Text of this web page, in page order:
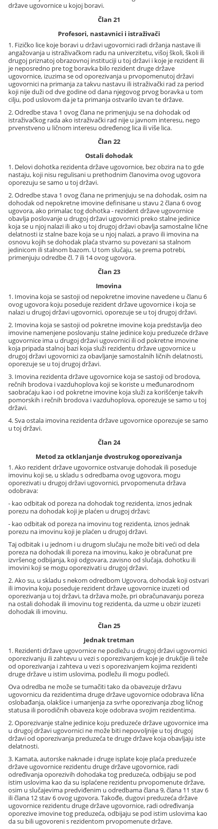
države ugovornice u kojoj boravi.
Član 21
Profesori, nastavnici i istraživači
1. Fizičko lice koje boravi u državi ugovornici radi držanja nastave ili
angažovanja u istraživačkom radu na univerzitetu, višoj školi, školi ili
drugoj priznatoj obrazovnoj instituciji u toj državi i koje je rezident ili
je neposredno pre tog boravka bilo rezident druge države
ugovornice, izuzima se od oporezivanja u prvopomenutoj državi
ugovornici na primanja za takvu nastavu ili istraživački rad za period
koji nije duži od dve godine od dana njegovog prvog boravka u tom
cilju, pod uslovom da je ta primanja ostvarilo izvan te države.
2. Odredbe stava 1 ovog člana ne primenjuju se na dohodak od
istraživačkog rada ako istraživački rad nije u javnom interesu, nego
prvenstveno u ličnom interesu određenog lica ili više lica.
Član 22
Ostali dohodak
1. Delovi dohotka rezidenta države ugovornice, bez obzira na to gde
nastaju, koji nisu regulisani u prethodnim članovima ovog ugovora
oporezuju se samo u toj državi.
2. Odredbe stava 1 ovog člana ne primenjuju se na dohodak, osim na
dohodak od nepokretne imovine definisane u stavu 2 člana 6 ovog
ugovora, ako primalac tog dohotka - rezident države ugovornice
obavlja poslovanje u drugoj državi ugovornici preko stalne jedinice
koja se u njoj nalazi ili ako u toj drugoj državi obavlja samostalne lične
delatnosti iz stalne baze koja se u njoj nalazi, a pravo ili imovina na
osnovu kojih se dohodak plaća stvarno su povezani sa stalnom
jedinicom ili stalnom bazom. U tom slučaju, se prema potrebi,
primenjuju odredbe čl. 7 ili 14 ovog ugovora.
Član 23
Imovina
1. Imovina koja se sastoji od nepokretne imovine navedene u članu 6
ovog ugovora koju poseduje rezident države ugovornice i koja se
nalazi u drugoj državi ugovornici, oporezuje se u toj drugoj državi.
2. Imovina koja se sastoji od pokretne imovine koja predstavlja deo
imovine namenjene poslovanju stalne jedinice koju preduzeće države
ugovornice ima u drugoj državi ugovornici ili od pokretne imovine
koja pripada stalnoj bazi koja služi rezidentu države ugovornice u
drugoj državi ugovornici za obavljanje samostalnih ličnih delatnosti,
oporezuje se u toj drugoj državi.
3. Imovina rezidenta države ugovornice koja se sastoji od brodova,
rečnih brodova i vazduhoplova koji se koriste u međunarodnom
saobraćaju kao i od pokretne imovine koja služi za korišćenje takvih
pomorskih i rečnih brodova i vazduhoplova, oporezuje se samo u toj
državi.
4. Sva ostala imovina rezidenta države ugovornice oporezuje se samo
u toj državi.
Član 24
Metod za otklanjanje dvostrukog oporezivanja
1. Ako rezident države ugovornice ostvaruje dohodak ili poseduje
imovinu koji se, u skladu s odredbama ovog ugovora, mogu
oporezivati u drugoj državi ugovornici, prvopomenuta država
odobrava:
- kao odbitak od poreza na dohodak tog rezidenta, iznos jednak
porezu na dohodak koji je plaćen u drugoj državi;
- kao odbitak od poreza na imovinu tog rezidenta, iznos jednak
porezu na imovinu koji je plaćen u drugoj državi.
Taj odbitak i u jednom i u drugom slučaju ne može biti veći od dela
poreza na dohodak ili poreza na imovinu, kako je obračunat pre
izvršenog odbijanja, koji odgovara, zavisno od slučaja, dohotku ili
imovini koji se mogu oporezivati u drugoj državi.
2. Ako su, u skladu s nekom odredbom Ugovora, dohodak koji ostvari
ili imovina koju poseduje rezident države ugovornice izuzeti od
oporezivanja u toj državi, ta država može, pri obračunavanju poreza
na ostali dohodak ili imovinu tog rezidenta, da uzme u obzir izuzeti
dohodak ili imovinu.
Član 25
Jednak tretman
1. Rezidenti države ugovornice ne podležu u drugoj državi ugovornici
oporezivanju ili zahtevu u vezi s oporezivanjem koje je drukčije ili teže
od oporezivanja i zahteva u vezi s oporezivanjem kojima rezidenti
druge države u istim uslovima, podležu ili mogu podleći.
Ova odredba ne može se tumačiti tako da obavezuje državu
ugovornicu da rezidentima druge države ugovornice odobrava lična
oslobađanja, olakšice i umanjenja za svrhe oporezivanja zbog ličnog
statusa ili porodičnih obaveza koje odobrava svojim rezidentima.
2. Oporezivanje stalne jedinice koju preduzeće države ugovornice ima
u drugoj državi ugovornici ne može biti nepovoljnije u toj drugoj
državi od oporezivanja preduzeća te druge države koja obavljaju iste
delatnosti.
3. Kamata, autorske naknade i druge isplate koje plaća preduzeće
države ugovornice rezidentu druge države ugovornice, radi
određivanja oporezivih dohodaka tog preduzeća, odbijaju se pod
istim uslovima kao da su isplaćene rezidentu prvopomenute države,
osim u slučajevima predviđenim u odredbama člana 9, člana 11 stav 6
ili člana 12 stav 6 ovog ugovora. Takođe, dugovi preduzeća države
ugovornice rezidentu druge države ugovornice, radi određivanja
oporezive imovine tog preduzeća, odbijaju se pod istim uslovima kao
da su bili ugovoreni s rezidentom prvopomenute države.